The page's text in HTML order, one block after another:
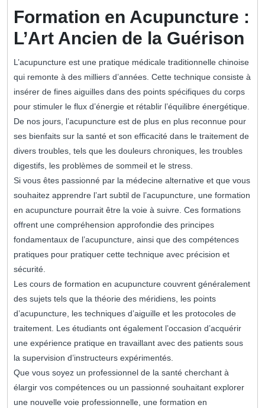
Formation en Acupuncture :
L’Art Ancien de la Guérison
L’acupuncture est une pratique médicale traditionnelle chinoise
qui remonte à des milliers d’années. Cette technique consiste à
insérer de fines aiguilles dans des points spécifiques du corps
pour stimuler le flux d’énergie et rétablir l’équilibre énergétique.
De nos jours, l’acupuncture est de plus en plus reconnue pour
ses bienfaits sur la santé et son efficacité dans le traitement de
divers troubles, tels que les douleurs chroniques, les troubles
digestifs, les problèmes de sommeil et le stress.
Si vous êtes passionné par la médecine alternative et que vous
souhaitez apprendre l’art subtil de l’acupuncture, une formation
en acupuncture pourrait être la voie à suivre. Ces formations
offrent une compréhension approfondie des principes
fondamentaux de l’acupuncture, ainsi que des compétences
pratiques pour pratiquer cette technique avec précision et
sécurité.
Les cours de formation en acupuncture couvrent généralement
des sujets tels que la théorie des méridiens, les points
d’acupuncture, les techniques d’aiguille et les protocoles de
traitement. Les étudiants ont également l’occasion d’acquérir
une expérience pratique en travaillant avec des patients sous
la supervision d’instructeurs expérimentés.
Que vous soyez un professionnel de la santé cherchant à
élargir vos compétences ou un passionné souhaitant explorer
une nouvelle voie professionnelle, une formation en